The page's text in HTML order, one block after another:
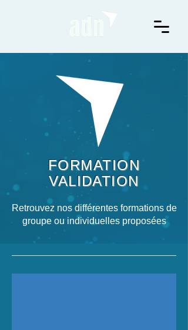
FORMATION
VALIDATION
Retrouvez nos différentes formations de
groupe ou individuelles proposées